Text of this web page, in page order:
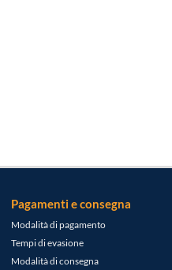
Pagamenti e consegna
Modalità di pagamento
Tempi di evasione
Modalità di consegna